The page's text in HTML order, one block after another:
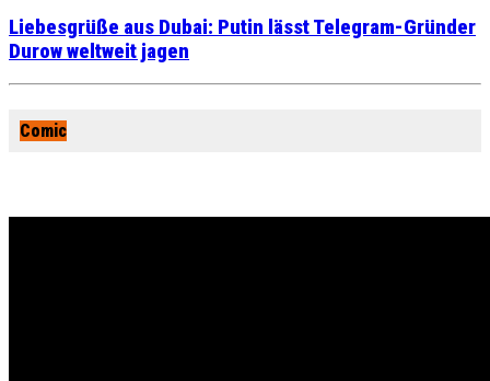
Liebesgrüße aus Dubai: Putin lässt Telegram-Gründer
Durow weltweit jagen
Comic